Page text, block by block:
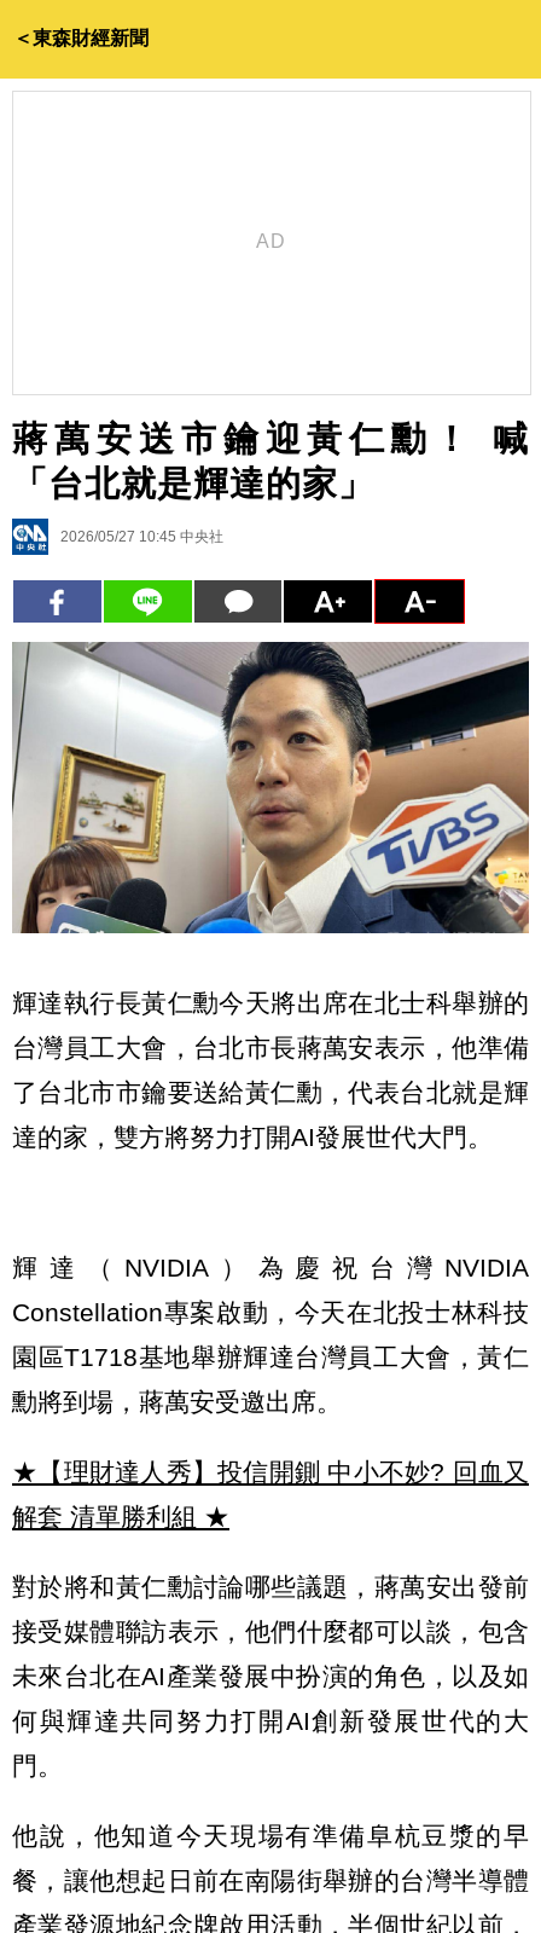
＜東森財經新聞
蔣萬安送市鑰迎黃仁勳！ 喊
「台北就是輝達的家」
2026/05/27 10:45 中央社
輝達執行長黃仁勳今天將出席在北士科舉辦的
台灣員工大會，台北市長蔣萬安表示，他準備
了台北市市鑰要送給黃仁勳，代表台北就是輝
達的家，雙方將努力打開AI發展世代大門。
輝達（NVIDIA）為慶祝台灣NVIDIA
Constellation專案啟動，今天在北投士林科技
園區T1718基地舉辦輝達台灣員工大會，黃仁
勳將到場，蔣萬安受邀出席。
★【理財達人秀】投信開鍘 中小不妙? 回血又
解套 清單勝利組 ★
對於將和黃仁勳討論哪些議題，蔣萬安出發前
接受媒體聯訪表示，他們什麼都可以談，包含
未來台北在AI產業發展中扮演的角色，以及如
何與輝達共同努力打開AI創新發展世代的大
門。
他說，他知道今天現場有準備阜杭豆漿的早
餐，讓他想起日前在南陽街舉辦的台灣半導體
產業發源地紀念牌啟用活動，半個世紀以前，